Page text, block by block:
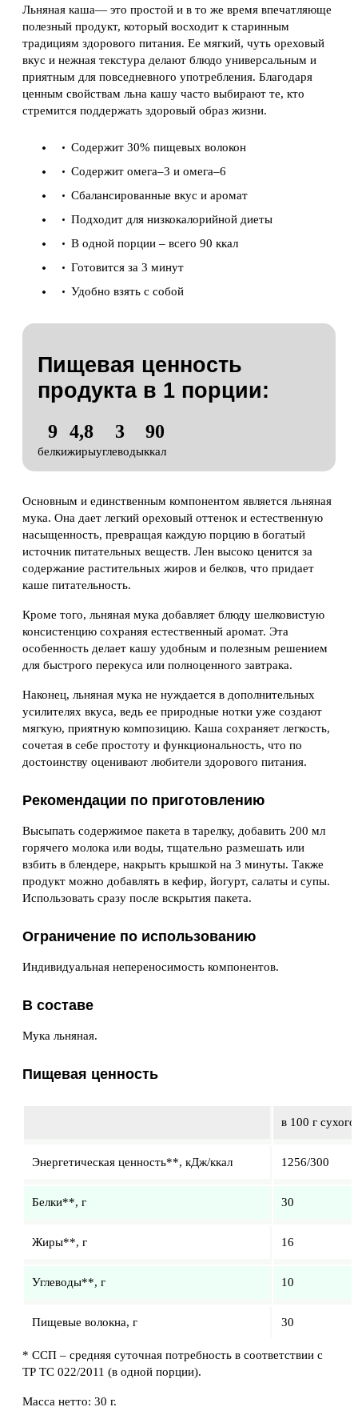
Льняная каша— это простой и в то же время впечатляюще
полезный продукт, который восходит к старинным
традициям здорового питания. Ее мягкий, чуть ореховый
вкус и нежная текстура делают блюдо универсальным и
приятным для повседневного употребления. Благодаря
ценным свойствам льна кашу часто выбирают те, кто
стремится поддержать здоровый образ жизни.
Содержит 30% пищевых волокон
Содержит омега–3 и омега–6
Сбалансированные вкус и аромат
Подходит для низкокалорийной диеты
В одной порции – всего 90 ккал
Готовится за 3 минут
Удобно взять с собой
Пищевая ценность
продукта в 1 порции:
9
белки
4,8
жиры
3
углеводы
90
ккал
Основным и единственным компонентом является льняная
мука. Она дает легкий ореховый оттенок и естественную
насыщенность, превращая каждую порцию в богатый
источник питательных веществ. Лен высоко ценится за
содержание растительных жиров и белков, что придает
каше питательность.
Кроме того, льняная мука добавляет блюду шелковистую
консистенцию сохраняя естественный аромат. Эта
особенность делает кашу удобным и полезным решением
для быстрого перекуса или полноценного завтрака.
Наконец, льняная мука не нуждается в дополнительных
усилителях вкуса, ведь ее природные нотки уже создают
мягкую, приятную композицию. Каша сохраняет легкость,
сочетая в себе простоту и функциональность, что по
достоинству оценивают любители здорового питания.
Рекомендации по приготовлению
Высыпать содержимое пакета в тарелку, добавить 200 мл
горячего молока или воды, тщательно размешать или
взбить в блендере, накрыть крышкой на 3 минуты. Также
продукт можно добавлять в кефир, йогурт, салаты и супы.
Использовать сразу после вскрытия пакета.
Ограничение по использованию
Индивидуальная непереносимость компонентов.
В составе
Мука льняная.
Пищевая ценность
в 100 г
Энергетическая ценность**, кДж/ккал 1256/300
Белки**, г 30
Жиры**, г 16
Углеводы**, г 10
Пищевые волокна, г 30
* ССП – средняя суточная потребность в соответствии с
ТР ТС 022/2011 (в одной порции).
Масса нетто: 30 г.